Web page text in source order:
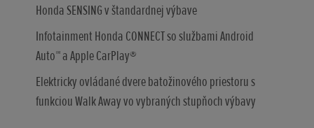
Honda SENSING v štandardnej výbave
Infotainment Honda CONNECT so službami Android
Auto™ a Apple CarPlay®
Elektricky ovládané dvere batožinového priestoru s
funkciou Walk Away vo vybraných stupňoch výbavy